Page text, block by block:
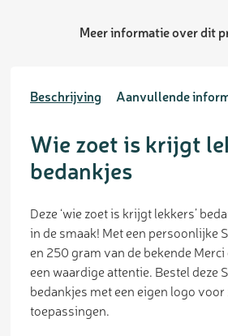
Meer informatie over dit
Beschrijving Aanvullende
Wie zoet is krijgt
bedankjes
Deze ‘wie zoet is krijgt lekkers’
in de smaak! Met een persoonlijke
en 250 gram van de bekende
een waardige attentie. Bestel deze
bedankjes met een eigen logo
toepassingen.